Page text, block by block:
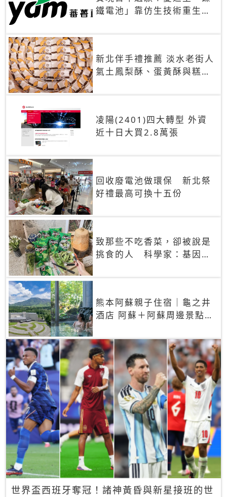
鐵電池」靠仿生技術重生
30年
新北伴手禮推薦 淡水老街人
氣土鳳梨酥、蛋黃酥與糕餅
凌陽(2401)四大轉型 外資
近十日大買2.8萬張
回收廢電池做環保 新北祭
好禮最高可換十五份
致那些不吃香菜，卻被說是
挑食的人 科學家：基因決
熊本阿蘇親子住宿｜龜之井
酒店 阿蘇＋阿蘇周邊景點一
世界盃西班牙奪冠！諸神黃昏與新星接班的世